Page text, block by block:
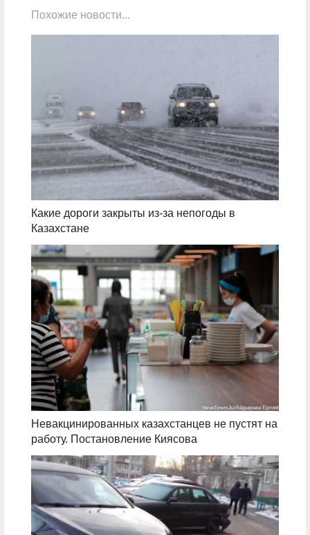
Похожие новости...
Какие дороги закрыты из-за непогоды в
Казахстане
Невакцинированных казахстанцев не пустят на
работу. Постановление Киясова